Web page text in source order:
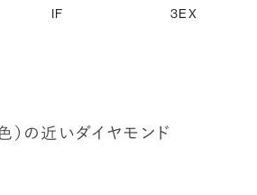
IF 3EX
）の近いダイヤモンド